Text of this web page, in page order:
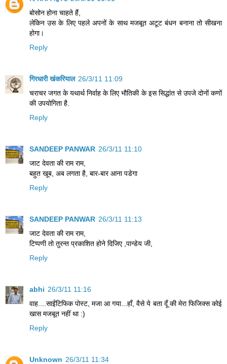
बोसोन होना चाहते हैं,
लेकिन उस के लिए पहले अपनों के साथ मजबूत अटूट बंधन बनाना तो सीखना
होगा।
Reply
गिरधारी खंकरियाल 26/3/11 11:09
चराचर जगत के यथार्थ निर्वाह के लिए भौतिकी के इस सिद्धांत से उपजे दोनों कणों
की उपयोगिता है.
Reply
SANDEEP PANWAR 26/3/11 11:10
जाट देवता की राम राम,
बहुत खूब, अब लगता है, बार-बार आना पडेगा
Reply
SANDEEP PANWAR 26/3/11 11:13
जाट देवता की राम राम,
टिप्पणी तो तुरन्त प्रकाशित होने दिजिए ,पान्डेय जी,
Reply
abhi 26/3/11 11:16
वाह....साईंटिफिक पोस्ट, मजा आ गया...हाँ, वैसे ये बता दूँ की मेरा फिजिक्स कोई
खास मजबूत नहीं था :)
Reply
Unknown 26/3/11 11:34